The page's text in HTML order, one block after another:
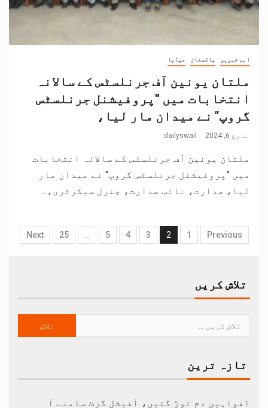
اہم خبریں پاکستان میڈیا
ملتان یونین آف جرنلسٹس کے سالانہ
انتخابات میں "پروفیشنل جرنلسٹس
گروپ” نے میدان مار لیا،
مارچ 6, 2024 dailyswail
ملتان یونین آف جرنلسٹس کے سالانہ انتخابات
میں "پروفیشنل جرنلسٹس گروپ" نے میدان مار
لیا، صدارت، نائب صدارت، جنرل سیکرٹری،...
Previous
1
2
3
4
5
…
25
Next
تلاش کریں
تازہ ترین
افواہیں دم توڑ گئیں، آفیشل گزٹ سامنے آ